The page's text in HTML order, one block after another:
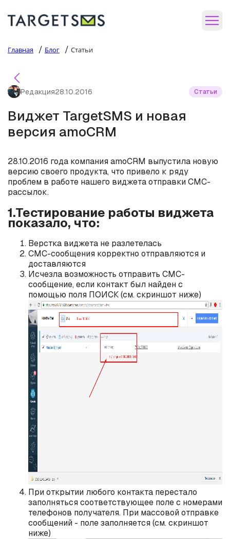
Главная / Блог / Статьи
Редакция28.10.2016 Статьи
Виджет TargetSMS и новая
версия amoCRM
28.10.2016 года компания amoCRM выпустила новую
версию своего продукта, что привело к ряду
проблем в работе нашего виджета отправки СМС-
рассылок.
1.Тестирование работы виджета
показало, что:
Верстка виджета не разлетелась
СМС-сообщения корректно отправляются и
доставляются
Исчезла возможность отправить СМС-
сообщение, если контакт был найден с
помощью поля ПОИСК (см. скриншот ниже)
При открытии любого контакта перестало
заполняться соответствующее поле с номерами
телефонов получателя. При массовой отправке
сообщений - поле заполняется (см. скриншот
ниже)